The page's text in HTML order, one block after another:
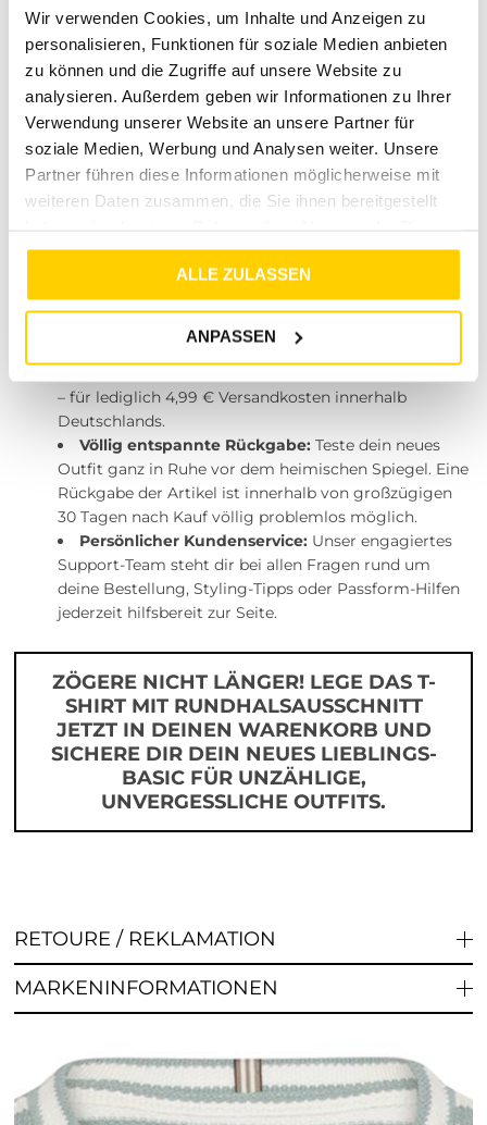
Wir verwenden Cookies, um Inhalte und Anzeigen zu
personalisieren, Funktionen für soziale Medien anbieten
zu können und die Zugriffe auf unsere Website zu
analysieren. Außerdem geben wir Informationen zu Ihrer
Verwendung unserer Website an unsere Partner für
soziale Medien, Werbung und Analysen weiter. Unsere
Partner führen diese Informationen möglicherweise mit
weiteren Daten zusammen, die Sie ihnen bereitgestellt
gesammelt haben.
ALLE ZULASSEN
ANPASSEN
und begeistert. Unser handverlesenes Sortiment spiegelt
die aktuellsten Modetrends ebenso wider wie zeitlose
Klassiker, die einfach jede Frau besitzen sollte.
Unser Service-Versprechen für
dein rundum sicheres Shopping-
Erlebnis
Damit dein Einkaufserlebnis bei Tara-M so entspannt, sicher
transparente und kundenfreundliche Konditionen. Bestellst
du manchmal ungerne online, weil du Angst hast, auf
Retourenkosten sitzen zu bleiben, wenn etwas nicht passt?
Bei uns kaufst du ganz ohne Bauchschmerzen ein:
Günstiger und sicherer Versand:
– für lediglich 4,99 € Versandkosten innerhalb
Deutschlands.
Völlig entspannte Rückgabe: Teste dein neues
Outfit ganz in Ruhe vor dem heimischen Spiegel. Eine
Rückgabe der Artikel ist innerhalb von großzügigen
30 Tagen nach Kauf völlig problemlos möglich.
Persönlicher Kundenservice: Unser engagiertes
Support-Team steht dir bei allen Fragen rund um
deine Bestellung, Styling-Tipps oder Passform-Hilfen
jederzeit hilfsbereit zur Seite.
ZÖGERE NICHT LÄNGER! LEGE DAS T-
SHIRT MIT RUNDHALSAUSSCHNITT
JETZT IN DEINEN WARENKORB UND
SICHERE DIR DEIN NEUES LIEBLINGS-
BASIC FÜR UNZÄHLIGE,
UNVERGESSLICHE OUTFITS.
RETOURE / REKLAMATION
MARKENINFORMATIONEN